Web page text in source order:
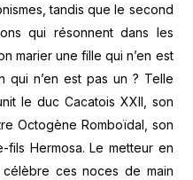
tandis que le second
qui résonnent dans les
marier une fille qui n’en est
qui n’en est pas un ? Telle
le duc Cacatois XXII, son
Octogène Romboïdal, son
Hermosa. Le metteur en
célèbre ces noces de main